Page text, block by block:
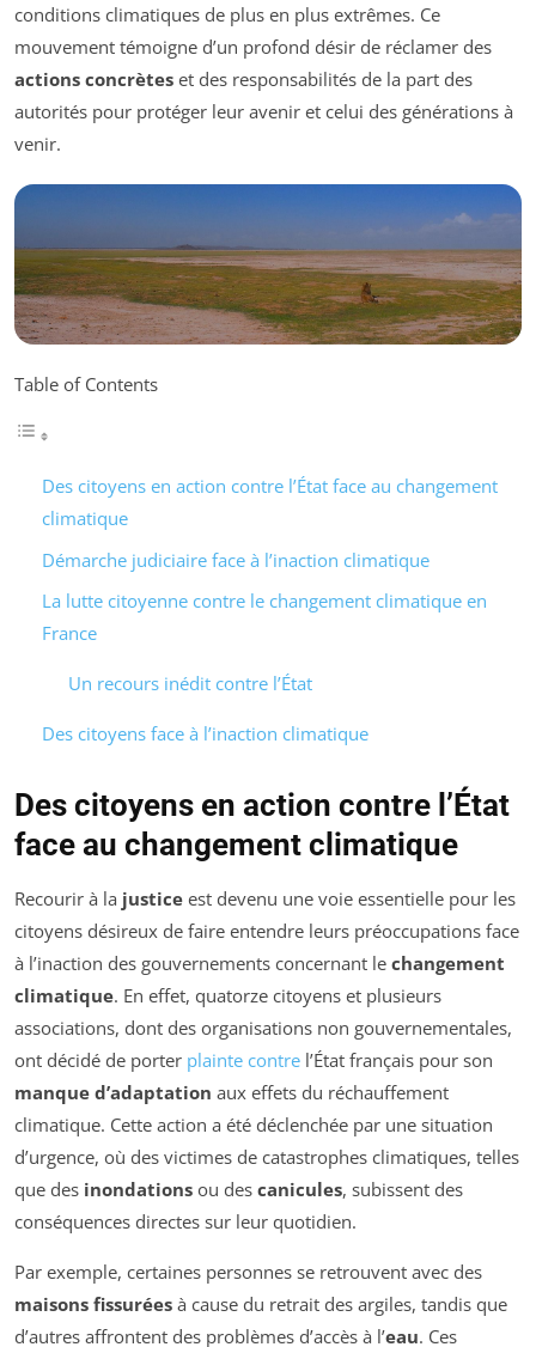
conditions climatiques de plus en plus extrêmes. Ce
mouvement témoigne d’un profond désir de réclamer des
actions concrètes et des responsabilités de la part des
autorités pour protéger leur avenir et celui des générations à
venir.
Table of Contents
Des citoyens en action contre l’État face au changement
climatique
Démarche judiciaire face à l’inaction climatique
La lutte citoyenne contre le changement climatique en
France
Un recours inédit contre l’État
Des citoyens face à l’inaction climatique
Des citoyens en action contre l’État
face au changement climatique
Recourir à la justice est devenu une voie essentielle pour les
citoyens désireux de faire entendre leurs préoccupations face
à l’inaction des gouvernements concernant le changement
climatique. En effet, quatorze citoyens et plusieurs
associations, dont des organisations non gouvernementales,
ont décidé de porter plainte contre l’État français pour son
manque d’adaptation aux effets du réchauffement
climatique. Cette action a été déclenchée par une situation
d’urgence, où des victimes de catastrophes climatiques, telles
que des inondations ou des canicules, subissent des
conséquences directes sur leur quotidien.
Par exemple, certaines personnes se retrouvent avec des
maisons fissurées à cause du retrait des argiles, tandis que
d’autres affrontent des problèmes d’accès à l’eau. Ces